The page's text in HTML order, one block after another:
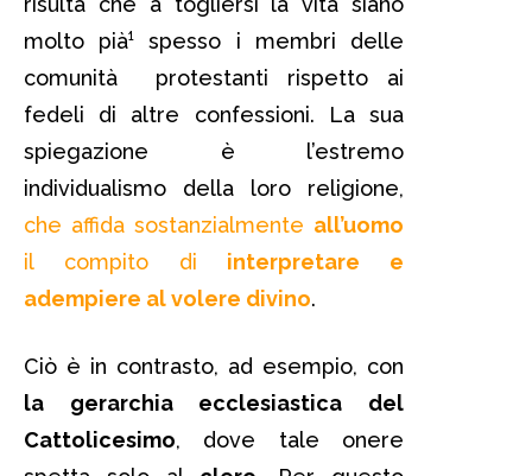
molto pià¹ spesso i membri delle
comunità protestanti rispetto ai
fedeli di altre confessioni. La sua
spiegazione è l’estremo
individualismo della loro religione,
che affida sostanzialmente all’uomo
il compito di interpretare e
adempiere al volere divino.
Ciò è in contrasto, ad esempio, con
la gerarchia ecclesiastica del
Cattolicesimo, dove tale onere